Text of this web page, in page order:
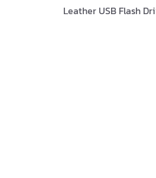
Leather USB Flash